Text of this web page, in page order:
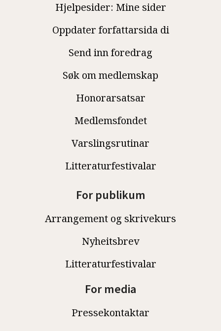
Hjelpesider: Mine sider
Oppdater forfattarsida di
Send inn foredrag
Søk om medlemskap
Honorarsatsar
Medlemsfondet
Varslingsrutinar
Litteraturfestivalar
For publikum
Arrangement og skrivekurs
Nyheitsbrev
Litteraturfestivalar
For media
Pressekontaktar